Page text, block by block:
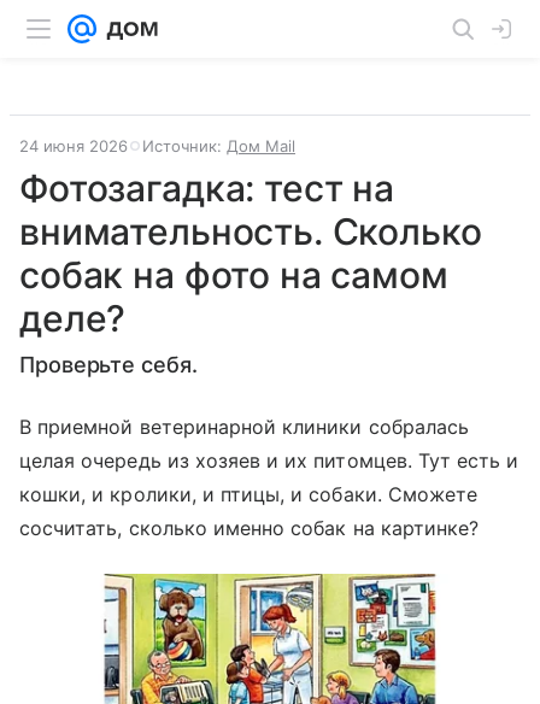
24 июня 2026 Источник: Дом Mail
Фотозагадка: тест на
внимательность. Сколько
собак на фото на самом
деле?
Проверьте себя.
В приемной ветеринарной клиники собралась
целая очередь из хозяев и их питомцев. Тут есть и
кошки, и кролики, и птицы, и собаки. Сможете
сосчитать, сколько именно собак на картинке?